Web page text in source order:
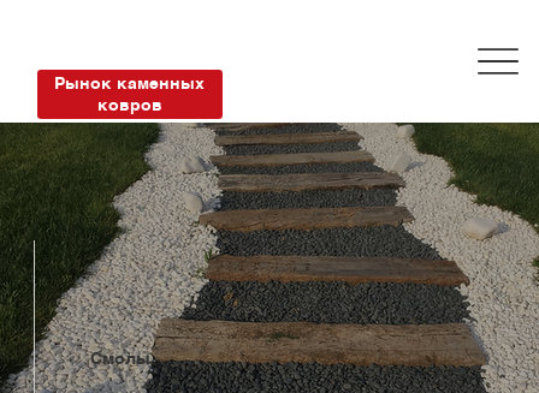
Рынок каменных
ковров
Смолы